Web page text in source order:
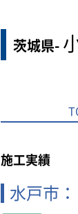
茨城県-
施工実績
水戸市